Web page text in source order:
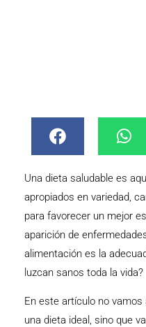
Una dieta saludable es
apropiados en variedad,
para favorecer un mejor
aparición de
alimentación es la
luzcan sanos toda la vida?
En este artículo no
una dieta ideal, sino que